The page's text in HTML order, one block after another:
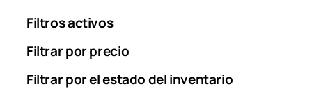
Filtros activos
Filtrar por precio
Filtrar por el estado del inventario